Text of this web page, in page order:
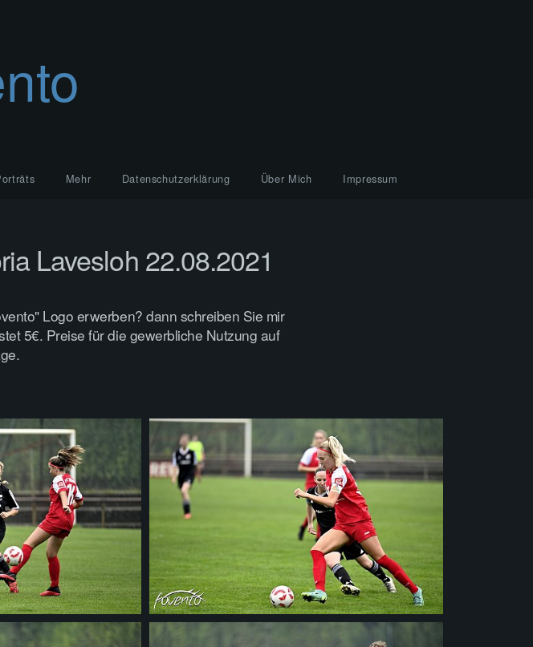
Mehr Datenschutzerklärung Über Mich Impressum
Lavesloh 22.08.2021
Logo erwerben? dann schreiben Sie mir
5€. Preise für die gewerbliche Nutzung auf